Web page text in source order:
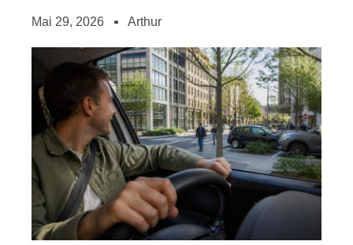
Mai 29, 2026 Arthur